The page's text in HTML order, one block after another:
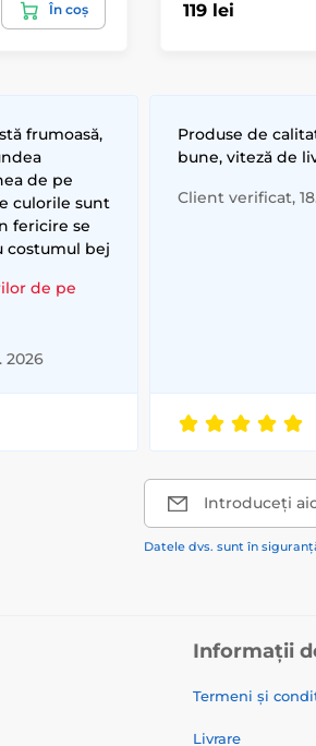
În coș 119 lei
frumoasă,
de pe
culorile sunt
fericire se
costumul bej
de pe
2026
Produse de
bune, viteză de
Client verificat,
Introduceți
Datele dvs. sunt în
Informații
Termeni și
Livrare